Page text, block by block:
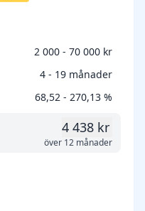
2 000 - 70 000 kr
4 - 19 månader
68,52 - 270,13 %
4 438 kr
över 12 månader